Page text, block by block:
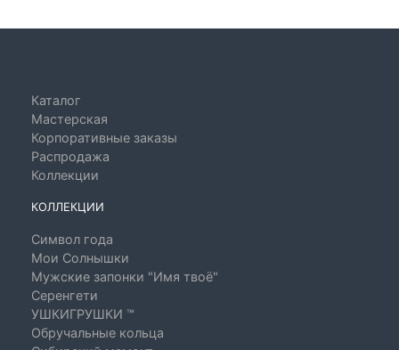
Каталог
Мастерская
Корпоративные заказы
Распродажа
Коллекции
КОЛЛЕКЦИИ
Символ года
Мои Солнышки
Мужские запонки "Имя твоё"
Серенгети
УШКИГРУШКИ ™
Обручальные кольца